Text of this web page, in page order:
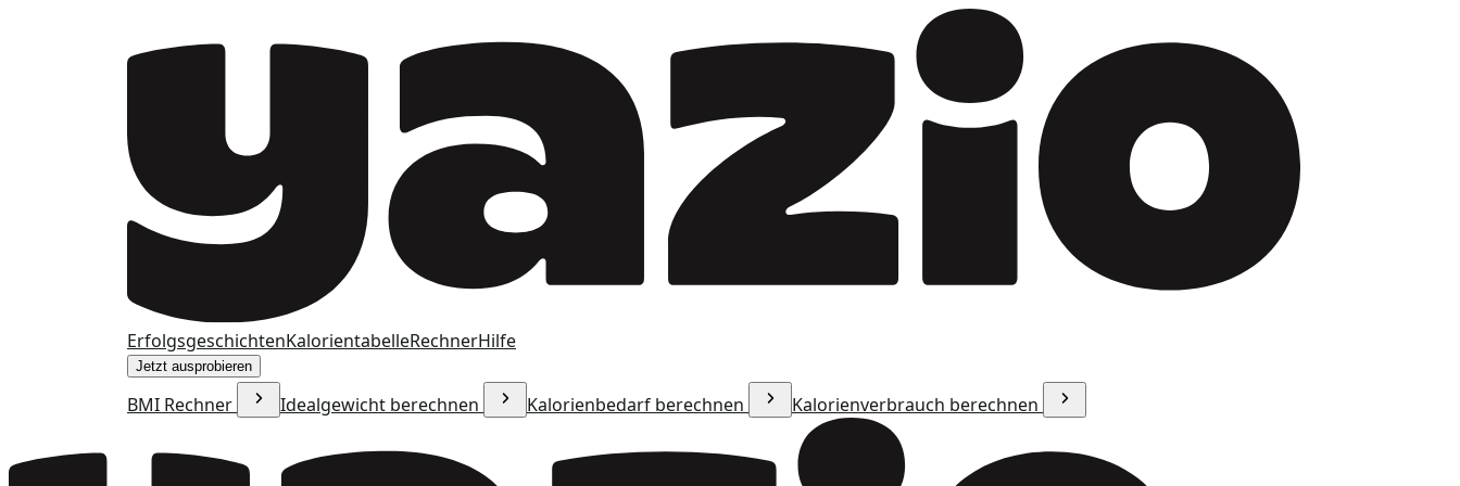
ErfolgsgeschichtenKalorientabelleRechnerHilfe
Jetzt ausprobieren
BMI Rechner Idealgewicht berechnen Kalorienbedarf berechnen Kalorienverbrauch berechnen